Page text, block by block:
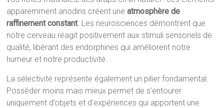
apparemment anodins créent uneatmosphère de
raffinement constant. Les neurosciences démontrent que
notre cerveau réagit positivement aux stimuli sensoriels de
qualité, libérant des endorphines qui améliorent notre
humeur et notre productivité.
La sélectivité représente également un pilier fondamental.
Posséder moins mais mieux permet de s’entourer
uniquement d’objets et d’expériences qui apportent une